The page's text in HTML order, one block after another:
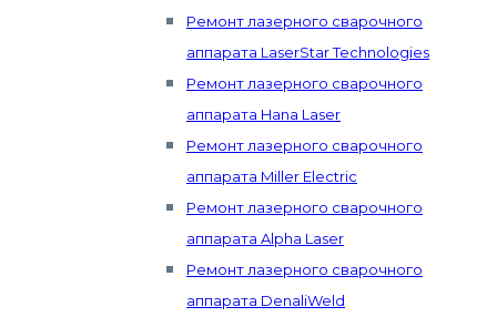
Ремонт лазерного сварочного
аппарата LaserStar Technologies
Ремонт лазерного сварочного
аппарата Hana Laser
Ремонт лазерного сварочного
аппарата Miller Electric
Ремонт лазерного сварочного
аппарата Alpha Laser
Ремонт лазерного сварочного
аппарата DenaliWeld